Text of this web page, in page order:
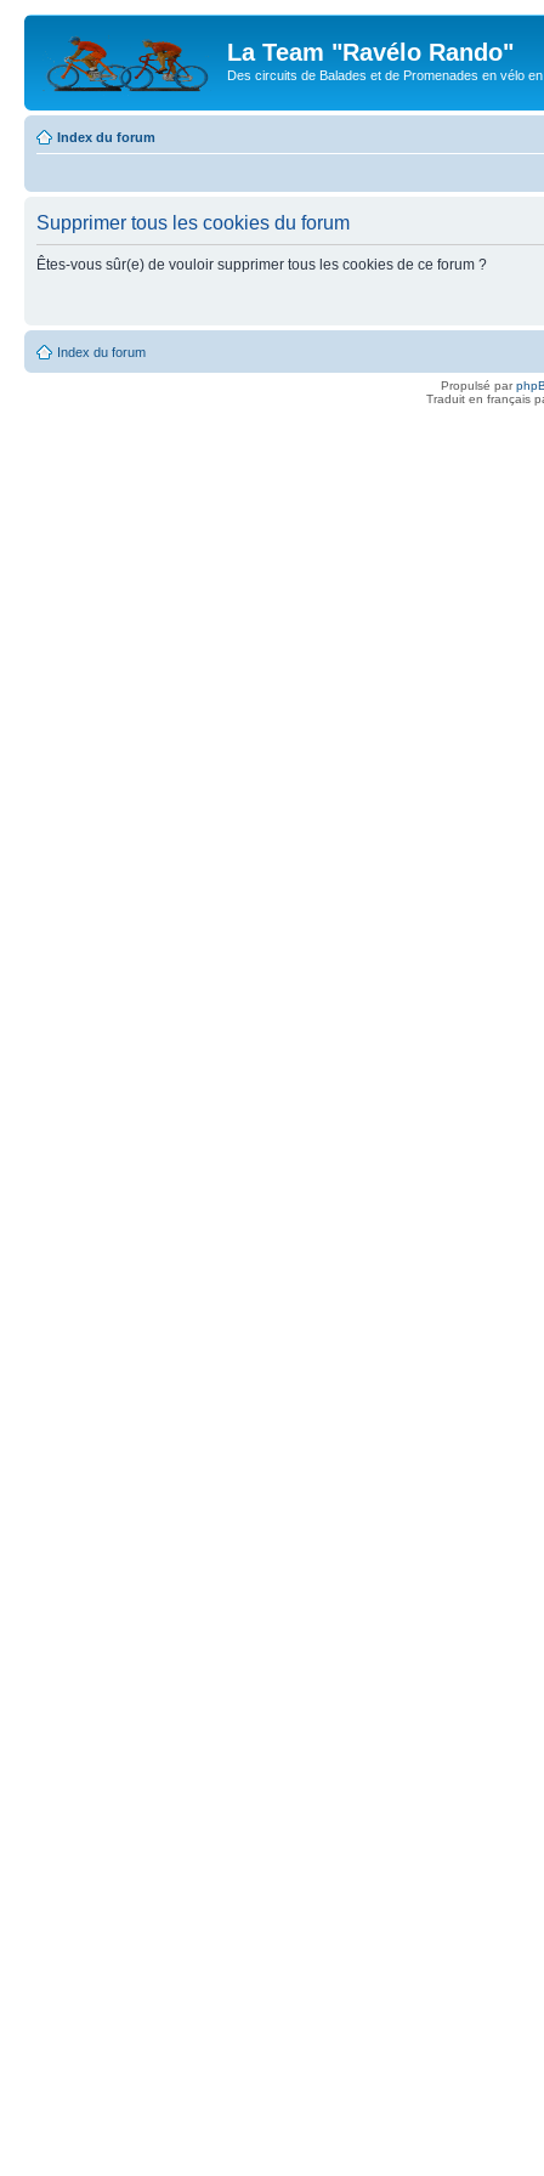
La Team "Ravélo Rando"
Des circuits de Balades et de Promenades en vélo
Index du forum
Supprimer tous les cookies du forum
Êtes-vous sûr(e) de vouloir supprimer tous les cookies de ce forum ?
Index du forum
Propulsé par
Traduit en français